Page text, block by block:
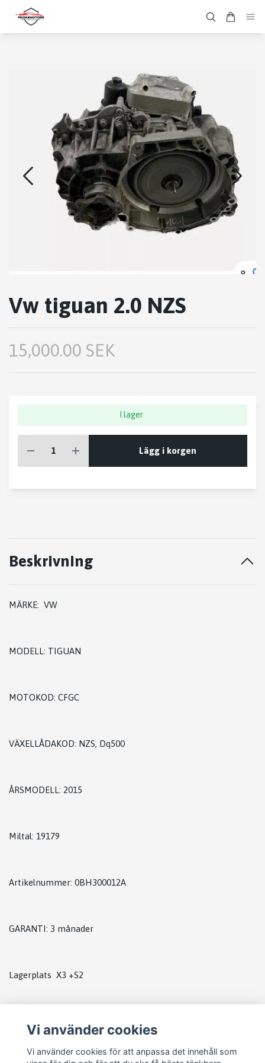
Vw tiguan 2.0 NZS
15,000.00 SEK
I lager
Lägg i korgen
Beskrivning
MÄRKE: VW
MODELL: TIGUAN
MOTOKOD: CFGC
VÄXELLÅDAKOD: NZS, Dq500
ÅRSMODELL: 2015
Miltal: 19179
Artikelnummer: 0BH300012A
GARANTI: 3 månader
Lagerplats X3 +S2
Vi använder cookies
Vi använder cookies för att anpassa det innehåll som